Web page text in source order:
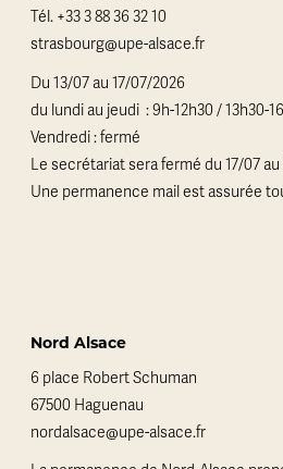
Tél. +33 3 88 36 32 10
strasbourg@upe-alsace.fr
Du 13/07 au 17/07/2026
du lundi au jeudi : 9h-12h30 / 13h30-
Vendredi : fermé
Le secrétariat sera fermé du 17/07
Une permanence mail est assurée
Nord Alsace
6 place Robert Schuman
67500 Haguenau
nordalsace@upe-alsace.fr